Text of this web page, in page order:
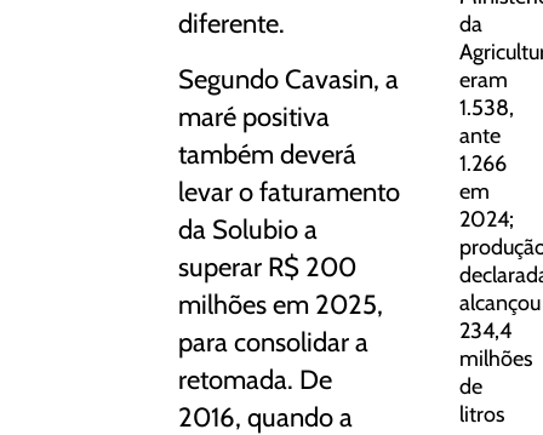
diferente.
Segundo Cavasin, a
maré positiva
também deverá
levar o faturamento
da Solubio a
superar R$ 200
milhões em 2025,
para consolidar a
retomada. De
2016, quando a
da
eram
1.538,
ante
1.266
em
2024;
alcançou
234,4
milhões
de
litros